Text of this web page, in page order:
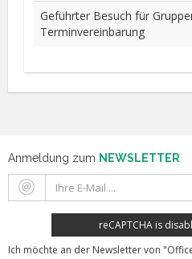
Geführter Besuch für
Terminvereinbarung
Anmeldung zum NEWSLETTER
reCAPTCHA is
Ich möchte an der Newsletter von